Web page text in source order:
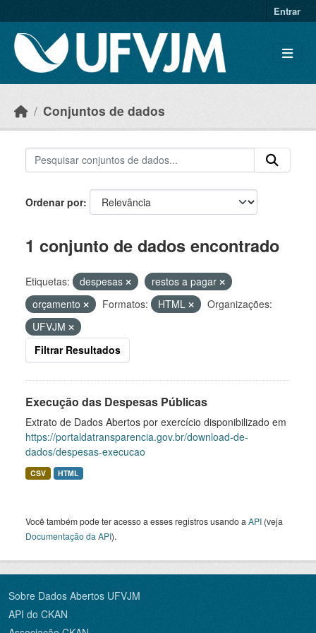
Entrar
Conjuntos de dados
Ordenar por
1 conjunto de dados encontrado
Etiquetas: despesas
restos a pagar
orçamento
Formatos: HTML
Organizações:
UFVJM
Filtrar Resultados
Execução das Despesas Públicas
Extrato de Dados Abertos por exercício disponibilizado em
https://portaldatransparencia.gov.br/download-de-
dados/despesas-execucao
CSV HTML
Você também pode ter acesso a esses registros usando a API (veja
Documentação da API).
Sobre Dados Abertos UFVJM
API do CKAN